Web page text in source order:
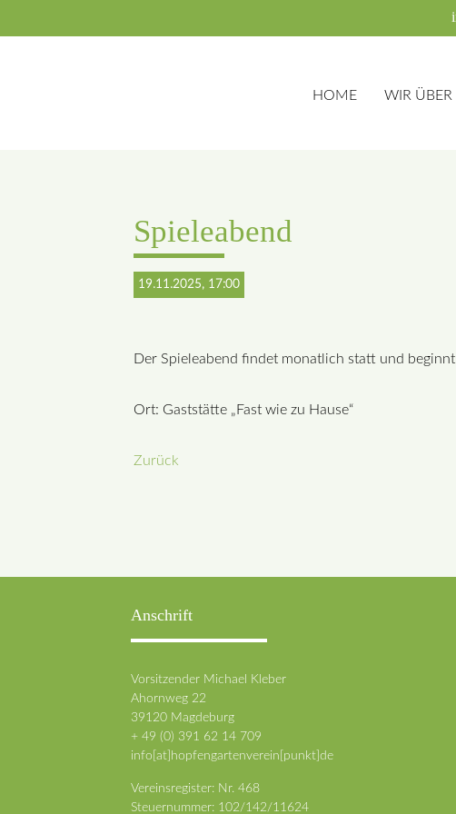
HOME WIR ÜBER
Spieleabend
19.11.2025, 17:00
Der Spieleabend findet monatlich statt und
Ort: Gaststätte „Fast wie zu Hause“
Zurück
Anschrift
Vorsitzender Michael Kleber
Ahornweg 22
39120 Magdeburg
+ 49 (0) 391 62 14 709
info[at]hopfengartenverein[punkt]de
Vereinsregister: Nr. 468
Steuernummer: 102/142/11624